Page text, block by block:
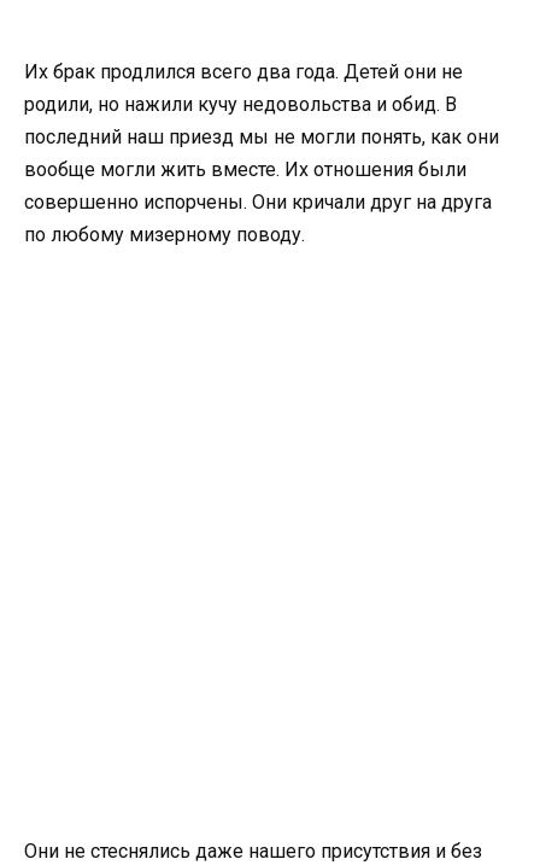
Их брак продлился всего два года. Детей они не
родили, но нажили кучу недовольства и обид. В
последний наш приезд мы не могли понять, как они
вообще могли жить вместе. Их отношения были
совершенно испорчены. Они кричали друг на друга
по любому мизерному поводу.
Они не стеснялись даже нашего присутствия и без